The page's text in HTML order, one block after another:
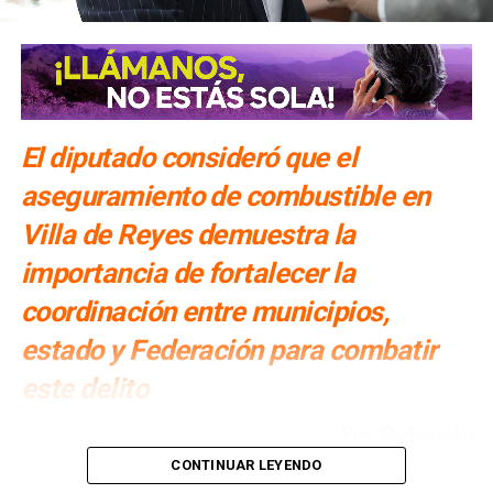
El diputado consideró que el
aseguramiento de combustible en
Villa de Reyes demuestra la
importancia de fortalecer la
coordinación entre municipios,
estado y Federación para combatir
este delito
Cuauhtli Badillo Moreno, presidente de la Comisión de
CONTINUAR LEYENDO